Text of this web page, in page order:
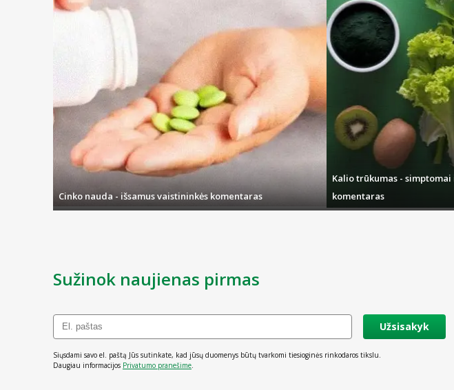
Cinko nauda - išsamus vaistininkės komentaras
Kalio trūkumas -
komentaras
Sužinok naujienas pirmas
Užsisakyk
Siųsdami savo el. paštą Jūs sutinkate, kad jūsų duomenys būtų tvarkomi tiesioginės rinkodaros tikslu.
Daugiau informacijos Privatumo pranešime